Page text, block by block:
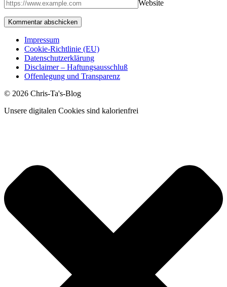
Website
Impressum
Cookie-Richtlinie (EU)
Datenschutzerklärung
Disclaimer – Haftungsausschluß
Offenlegung und Transparenz
© 2026 Chris-Ta's-Blog
Unsere digitalen Cookies sind kalorienfrei